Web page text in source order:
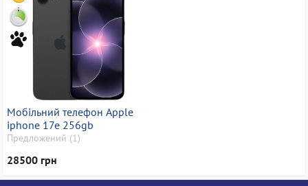
Мобільний телефон Apple
iphone 17e 256gb
Предложений (1)
28500 грн